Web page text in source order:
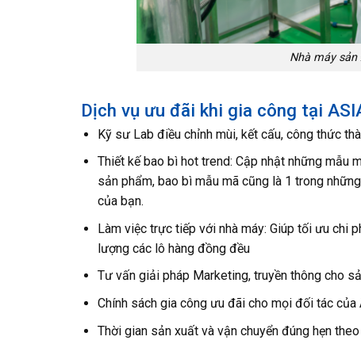
Nhà máy
Dịch vụ ưu đãi khi gia công tại
Kỹ sư Lab điều chỉnh mùi, kết cấu, công thức
Thiết kế bao bì hot trend: Cập nhật những mẫu
sản phẩm, bao bì mẫu mã cũng là 1 trong
của bạn.
Làm việc trực tiếp với nhà máy: Giúp tối ưu chi
lượng các lô hàng đồng đều
Tư vấn giải pháp Marketing, truyền thông cho
Chính sách gia công ưu đãi cho mọi đối tác của
Thời gian sản xuất và vận chuyển đúng hẹn